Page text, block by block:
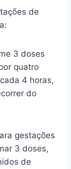
de
3 doses
quatro
4 horas,
do
gestações
3 doses,
de